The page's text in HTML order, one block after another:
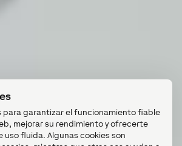
para garantizar el funcionamiento fiable
mejorar su rendimiento y ofrecerte
uso fluida. Algunas cookies son